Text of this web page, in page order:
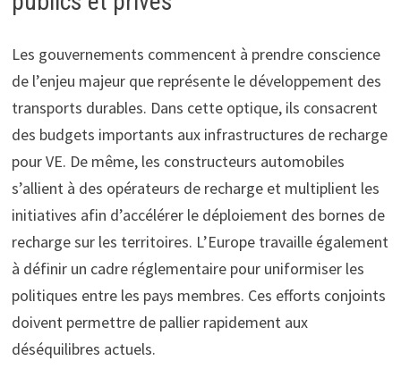
Les gouvernements commencent à prendre conscience
de l’enjeu majeur que représente le développement des
transports durables. Dans cette optique, ils consacrent
des budgets importants aux infrastructures de recharge
pour VE. De même, les constructeurs automobiles
s’allient à des opérateurs de recharge et multiplient les
initiatives afin d’accélérer le déploiement des bornes de
recharge sur les territoires. L’Europe travaille également
à définir un cadre réglementaire pour uniformiser les
politiques entre les pays membres. Ces efforts conjoints
doivent permettre de pallier rapidement aux
déséquilibres actuels.